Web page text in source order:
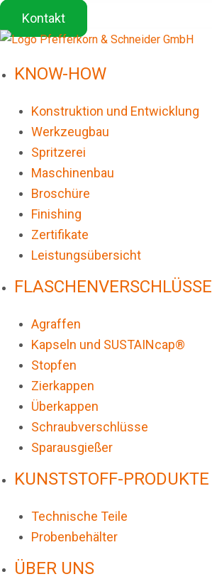
Kontakt
KNOW-HOW
Konstruktion und Entwicklung
Werkzeugbau
Spritzerei
Maschinenbau
Broschüre
Finishing
Zertifikate
Leistungsübersicht
FLASCHENVERSCHLÜSSE
Agraffen
Kapseln und SUSTAINcap®
Stopfen
Zierkappen
Überkappen
Schraubverschlüsse
Sparausgießer
KUNSTSTOFF-PRODUKTE
Technische Teile
Probenbehälter
ÜBER UNS